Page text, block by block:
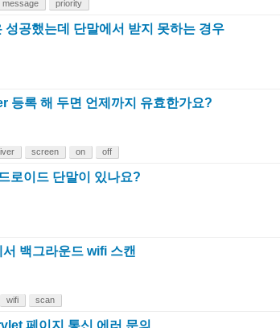
message priority
성공했는데 단말에서 받지 못하는 경우
등록 해 두면 언제까지 유효한가요?
screen on off
로이드 단말이 있나요?
백그라운드 wifi 스캔
wifi scan
페이지 통신 에러 문의 ..